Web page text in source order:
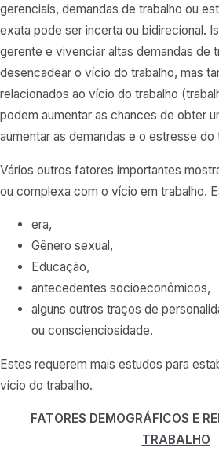
gerenciais, demandas de trabalho ou
exata pode ser incerta ou bidirecional.
gerente e vivenciar altas demandas de
desencadear o vício do trabalho, mas
relacionados ao vício do trabalho
podem aumentar as chances de obter
aumentar as demandas e o estresse do
Vários outros fatores importantes
ou complexa com o vício em trabalho.
era,
Gênero sexual,
Educação,
antecedentes socioeconômicos,
alguns outros traços de
ou conscienciosidade.
Estes requerem mais estudos para
vício do trabalho.
FATORES DEMOGRÁFICOS E
TRABALHO